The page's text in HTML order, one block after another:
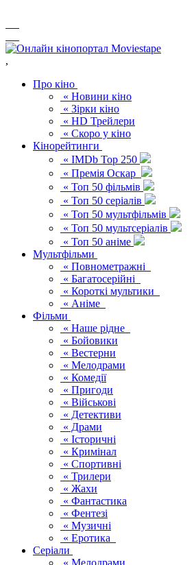
,
Про кіно
« Новини кіно
« Зірки кіно
« HD Трейлери
« Скоро у кіно
Кінорейтинги
« IMDb Top 250
« Премія Оскар
« Топ 50 фільмів
« Топ 50 серіалів
« Топ 50 мультфільмів
« Топ 50 мультсеріалів
« Топ 50 аніме
Мультфільми
« Повнометражні
« Багатосерійні
« Короткі мультики
« Аніме
Фільми
« Наше рідне
« Бойовики
« Вестерни
« Мелодрами
« Комедії
« Пригоди
« Військові
« Детективи
« Драми
« Історичні
« Кримінал
« Спортивні
« Трилери
« Жахи
« Фантастика
« Фентезі
« Музичні
« Еротика
Серіали
« Мелодрами